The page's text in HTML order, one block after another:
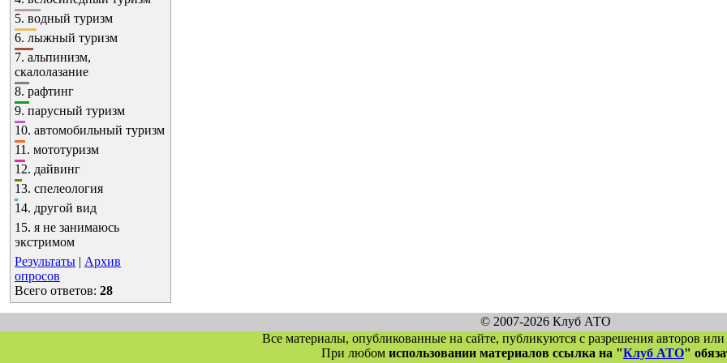
5. водный туризм
6. лыжный туризм
7. альпинизм,
скалолазание
8. рафтинг
9. парусный туризм
10. автомобильный туризм
11. мототуризм
12. дайвинг
13. спелеология
14. другой вид
15. я не занимаюсь
экстримом
Результаты | Архив
опросов
Всего ответов: 28
© 2007-2026 Клуб АТО
Все материалы, опубликованные на сайте, публикуются с разрешения авторов
При любом использовании материалов ссылка на "Клуб АТО"